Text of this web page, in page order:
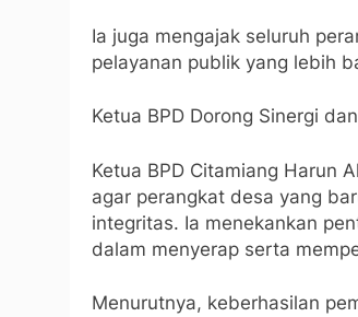
Ia juga mengajak seluruh
pelayanan publik yang lebih
Ketua BPD Dorong Sinergi
Ketua BPD Citamiang Harun
agar perangkat desa yang
integritas. Ia menekankan
dalam menyerap serta
Menurutnya, keberhasilan